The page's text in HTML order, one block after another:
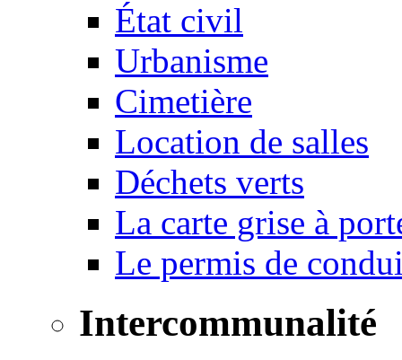
État civil
Urbanisme
Cimetière
Location de salles
Déchets verts
La carte grise à
Le permis de
Intercommunalité